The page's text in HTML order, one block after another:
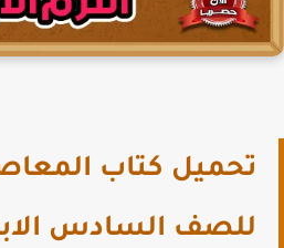
تحميل كتاب
للصف السادس